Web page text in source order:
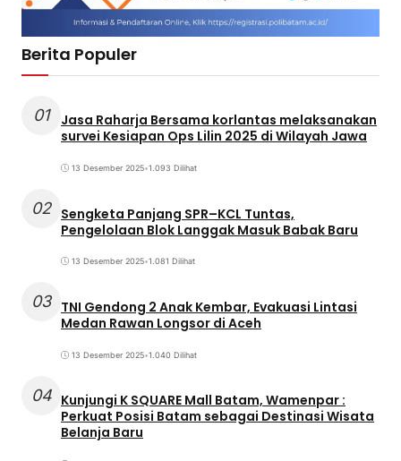
Berita Populer
01
Jasa Raharja Bersama korlantas melaksanakan
survei Kesiapan Ops Lilin 2025 di Wilayah Jawa
13 Desember 2025•1.093 Dilihat
02 Sengketa Panjang SPR–KCL Tuntas,
Pengelolaan Blok Langgak Masuk Babak Baru
13 Desember 2025•1.081 Dilihat
03 TNI Gendong 2 Anak Kembar, Evakuasi Lintasi
Medan Rawan Longsor di Aceh
13 Desember 2025•1.040 Dilihat
04 Kunjungi K SQUARE Mall Batam, Wamenpar :
Perkuat Posisi Batam sebagai Destinasi Wisata
Belanja Baru